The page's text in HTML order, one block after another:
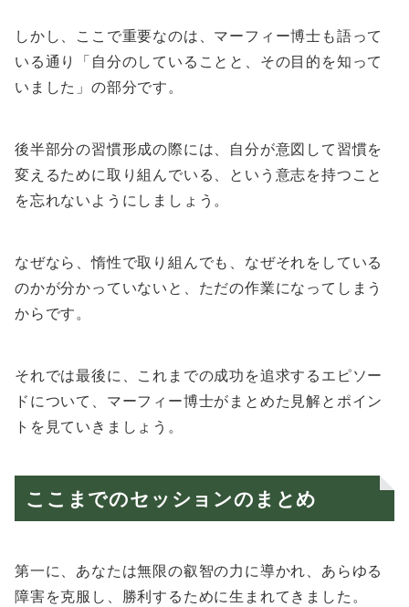
しかし、ここで重要なのは、マーフィー博士も語って
いる通り「自分のしていることと、その目的を知って
いました」の部分です。
後半部分の習慣形成の際には、自分が意図して習慣を
変えるために取り組んでいる、という意志を持つこと
を忘れないようにしましょう。
なぜなら、惰性で取り組んでも、なぜそれをしている
のかが分かっていないと、ただの作業になってしまう
からです。
それでは最後に、これまでの成功を追求するエピソー
ドについて、マーフィー博士がまとめた見解とポイン
トを見ていきましょう。
ここまでのセッションのまとめ
第一に、あなたは無限の叡智の力に導かれ、あらゆる
障害を克服し、勝利するために生まれてきました。